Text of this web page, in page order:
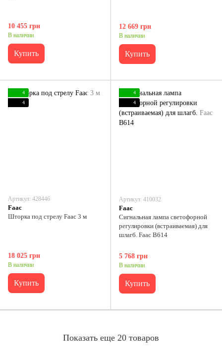
10 455 грн
В наличии
Купить
12 669 грн
В наличии
Купить
4
4
Артикул: 428446
Faac
Шторка под стрелу Faac 3 м
18 025 грн
В наличии
Купить
4
4
Артикул: 410032
Faac
Сигнальная лампа светофорной
регулировки (встраиваемая) для
шлагб. Faac B614
5 768 грн
В наличии
Купить
Показать еще 20 товаров